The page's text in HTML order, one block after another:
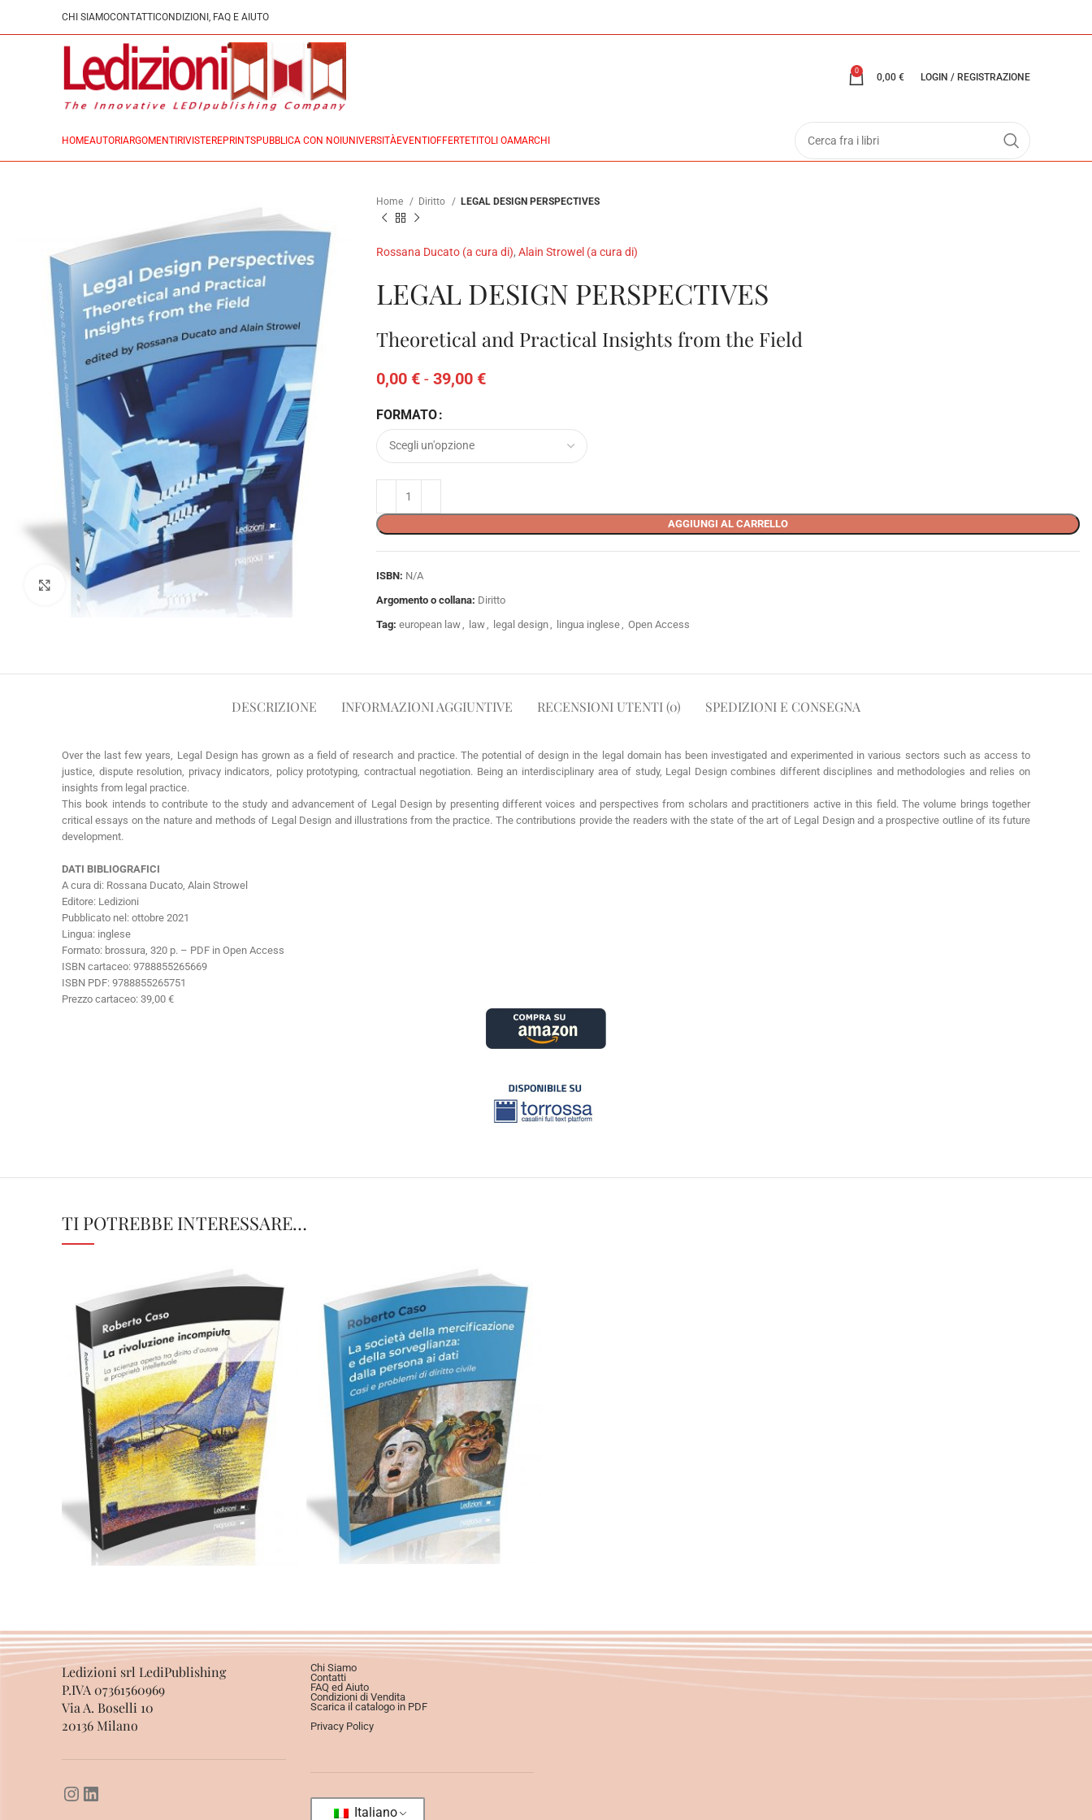
CHI SIAMOCONTATTI CONDIZIONI, FAQ E AIUTO
0
0,00 € LOGIN / REGISTRAZIONE
HOMEAUTORI ARGOMENTI RIVISTEREPRINTSPUBBLICA CON NOI UNIVERSITÀEVENTI OFFERTETITOLI OAMARCHI
Clicca per ampliare
Home Diritto LEGAL DESIGN PERSPECTIVES
Rossana Ducato (a cura di), Alain Strowel (a cura di)
LEGAL DESIGN PERSPECTIVES
Theoretical and Practical Insights from the Field
0,00 € - 39,00 €
FORMATO
AGGIUNGI AL CARRELLO
ISBN: N/A
Argomento o collana: Diritto
Tag: european law law legal design lingua inglese Open Access
DESCRIZIONE INFORMAZIONI AGGIUNTIVE RECENSIONI UTENTI (0) SPEDIZIONI E CONSEGNA
Over the last few years, Legal Design has grown as a field of research and practice. The potential of design in the legal domain has been investigated and experimented in various sectors such as access to
justice, dispute resolution, privacy indicators, policy prototyping, contractual negotiation. Being an interdisciplinary area of study, Legal Design combines different disciplines and methodologies and relies on
insights from legal practice.
This book intends to contribute to the study and advancement of Legal Design by presenting different voices and perspectives from scholars and practitioners active in this field. The volume brings together
critical essays on the nature and methods of Legal Design and illustrations from the practice. The contributions provide the readers with the state of the art of Legal Design and a prospective outline of its future
development.
DATI BIBLIOGRAFICI
A cura di: Rossana Ducato, Alain Strowel
Editore: Ledizioni
Pubblicato nel: ottobre 2021
Lingua: inglese
Formato: brossura, 320 p. – PDF in Open Access
ISBN cartaceo: 9788855265669
ISBN PDF: 9788855265751
Prezzo cartaceo: 39,00 €
TI POTREBBE INTERESSARE…
CartaceoeBook in ePub
eBook in PDF
0,00€ 18,00€
Scegli
CartaceoeBook in ePub
eBook in PDF
0,00€ 18,00 €
Scegli
Ledizioni srl LediPublishing
P.IVA 07361560969
Via A. Boselli 10
20136 Milano
Chi Siamo
Contatti
FAQ ed Aiuto
Condizioni di Vendita
Scarica il catalogo in PDF
Privacy Policy
Italiano